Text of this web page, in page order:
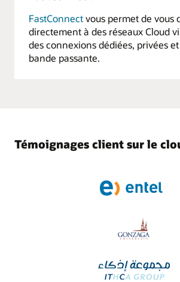
FastConnectvous permet de vous
directement à des réseaux Cloud
des connexions dédiées, privées
bande passante.
Témoignages client sur le